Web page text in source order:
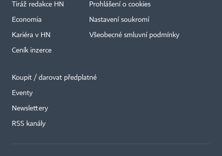
Tiráž redakce HN
Economia
Kariéra v HN
Ceník inzerce
Prohlášení o cookies
Nastavení soukromí
Všeobecné smluvní podmínky
Koupit / darovat předplatné
Eventy
Newslettery
RSS kanály